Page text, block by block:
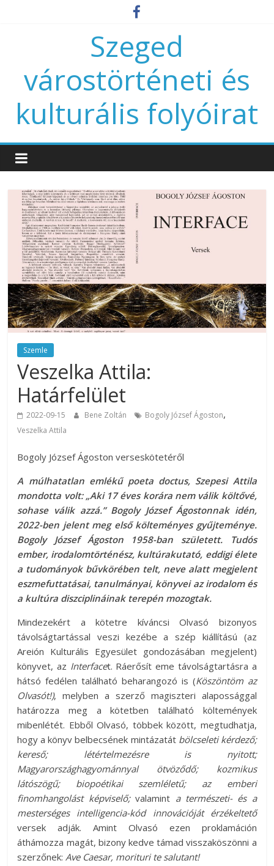
Szeged
várostörténeti és
kulturális folyóirat
Szemle
Veszelka Attila:
Határfelület
2022-09-15 Bene Zoltán Bogoly József Ágoston,
Veszelka Attila
Bogoly József Ágoston verseskötetéről
A múlhatatlan emlékű poeta doctus, Szepesi Attila
mondotta volt: „Aki 17 éves korára nem válik költővé,
sohase válik azzá.” Bogoly József Ágostonnak idén,
2022-ben jelent meg első költeményes gyűjteménye.
Bogoly József Ágoston 1958-ban született. Tudós
ember, irodalomtörténész, kultúrakutató, eddigi élete
a tudományok bűvkörében telt, neve alatt megjelent
eszmefuttatásai, tanulmányai, könyvei az irodalom és
a kultúra diszciplináinak terepén mozogtak.
Mindezekért a kötetre kíváncsi Olvasó bizonyos
távolságtartással veszi kezébe a szép kiállítású (az
Areión Kulturális Egyesület gondozásában megjelent)
könyvet, az Interfacet. Ráerősít eme távolságtartásra a
hátsó fedélen található beharangozó is (Köszöntöm az
Olvasót!), melyben a szerző magiszteri alapossággal
határozza meg a kötetben található költemények
mibenlétét. Ebből Olvasó, többek között, megtudhatja,
hogy a könyv belbecsének mintázatát bölcseleti kérdező;
kereső; létértelmezésre is nyitott;
Magyarországhagyománnyal ötvöződő; kozmikus
látószögű; biopoétikai szemléletű; az
emberi
finomhangolást képviselő;valamint a természeti- és a
mesterséges intelligencia-kód
innovációját érzékeltető
versek adják. Amint Olvasó ezen proklamáción
áthámozza magát, bizony kedve támad visszaköszönni a
szerzőnek:Ave Caesar, morituri te salutant!